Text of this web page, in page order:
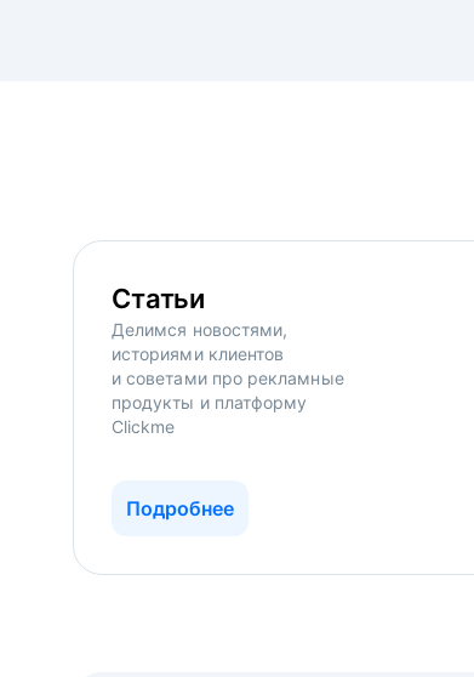
Статьи
Делимся новостями,
историями клиентов
и советами про рекламные
продукты и платформу
Clickme
Подробнее